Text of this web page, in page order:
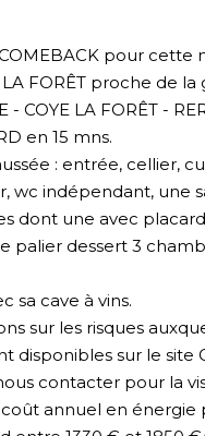
pour cette
LA FORÊT proche de la
- COYE LA FORÊT -
en 15 mns.
: entrée, cellier,
wc indépendant, une
dont une avec
palier dessert 3
sa cave à vins.
sur les risques
disponibles sur le site
contacter pour la
annuel en énergie